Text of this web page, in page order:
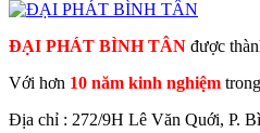
ĐẠI PHÁT BÌNH TÂN được
Với hơn 10 năm kinh nghiệm
Địa chỉ : 272/9H Lê Văn Quới, P.